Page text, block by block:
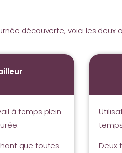
découverte, voici les deux
à temps plein
que toutes
Deux